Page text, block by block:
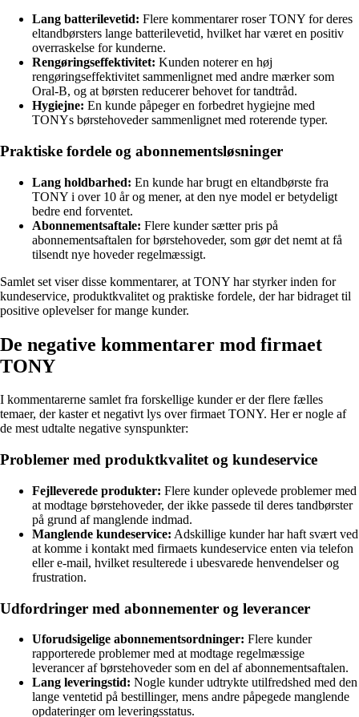
Lang batterilevetid: Flere kommentarer roser TONY for deres
eltandbørsters lange batterilevetid, hvilket har været en positiv
overraskelse for kunderne.
Rengøringseffektivitet: Kunden noterer en høj
rengøringseffektivitet sammenlignet med andre mærker som
Oral-B, og at børsten reducerer behovet for tandtråd.
Hygiejne: En kunde påpeger en forbedret hygiejne med
TONYs børstehoveder sammenlignet med roterende typer.
Praktiske fordele og abonnementsløsninger
Lang holdbarhed: En kunde har brugt en eltandbørste fra
TONY i over 10 år og mener, at den nye model er betydeligt
bedre end forventet.
Abonnementsaftale: Flere kunder sætter pris på
abonnementsaftalen for børstehoveder, som gør det nemt at få
tilsendt nye hoveder regelmæssigt.
Samlet set viser disse kommentarer, at TONY har styrker inden for
kundeservice, produktkvalitet og praktiske fordele, der har bidraget til
positive oplevelser for mange kunder.
De negative kommentarer mod firmaet
TONY
I kommentarerne samlet fra forskellige kunder er der flere fælles
temaer, der kaster et negativt lys over firmaet TONY. Her er nogle af
de mest udtalte negative synspunkter:
Problemer med produktkvalitet og kundeservice
Fejlleverede produkter: Flere kunder oplevede problemer med
at modtage børstehoveder, der ikke passede til deres tandbørster
på grund af manglende indmad.
Manglende kundeservice: Adskillige kunder har haft svært ved
at komme i kontakt med firmaets kundeservice enten via telefon
eller e-mail, hvilket resulterede i ubesvarede henvendelser og
frustration.
Udfordringer med abonnementer og leverancer
Uforudsigelige abonnementsordninger: Flere kunder
rapporterede problemer med at modtage regelmæssige
leverancer af børstehoveder som en del af abonnementsaftalen.
Lang leveringstid: Nogle kunder udtrykte utilfredshed med den
lange ventetid på bestillinger, mens andre påpegede manglende
opdateringer om leveringsstatus.